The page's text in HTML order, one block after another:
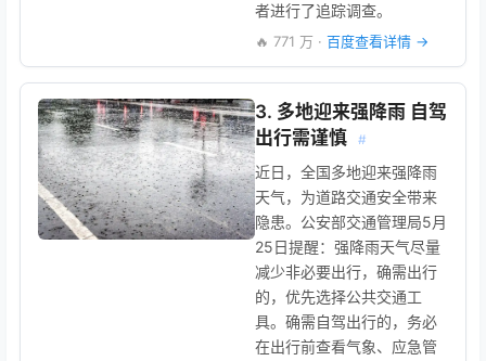
者进行了追踪调查。
🔥 771 万 · 百度查看详情 →
3. 多地迎来强降雨 自驾
出行需谨慎
#
近日，全国多地迎来强降雨
天气，为道路交通安全带来
隐患。公安部交通管理局5月
25日提醒：强降雨天气尽量
减少非必要出行，确需出行
的，优先选择公共交通工
具。确需自驾出行的，务必
在出行前查看气象、应急管